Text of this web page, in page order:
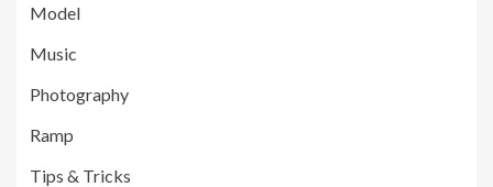
Model
Music
Photography
Ramp
Tips & Tricks